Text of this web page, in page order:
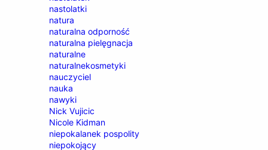
nastolatki
natura
naturalna odporność
naturalna pielęgnacja
naturalne
naturalnekosmetyki
nauczyciel
nauka
nawyki
Nick Vujicic
Nicole Kidman
niepokalanek pospolity
niepokojący